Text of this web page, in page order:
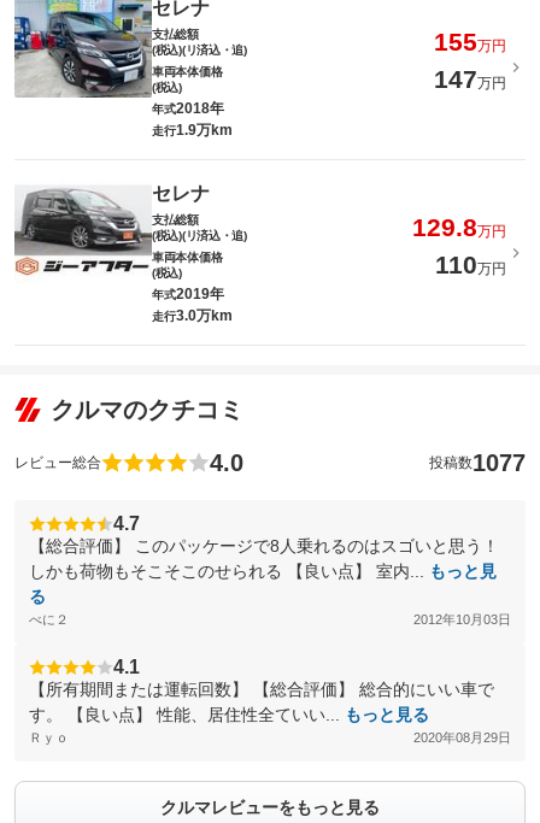
セレナ
支払総額
(税込)(リ済込・追)
155万円
車両本体価格
(税込)
147万円
年式2018年
走行1.9万km
セレナ
支払総額
(税込)(リ済込・追)
129.8万円
車両本体価格
(税込)
110万円
年式2019年
走行3.0万km
クルマのクチコミ
レビュー総合 4.0 投稿数1077
4.7
【総合評価】 このパッケージで8人乗れるのはスゴいと思う！
しかも荷物もそこそこのせられる 【良い点】 室内...
もっと見
る
べに２ 2012年10月03日
4.1
【所有期間または運転回数】 【総合評価】 総合的にいい車で
す。 【良い点】 性能、居住性全ていい...
もっと見る
Ｒｙｏ 2020年08月29日
クルマレビューをもっと見る